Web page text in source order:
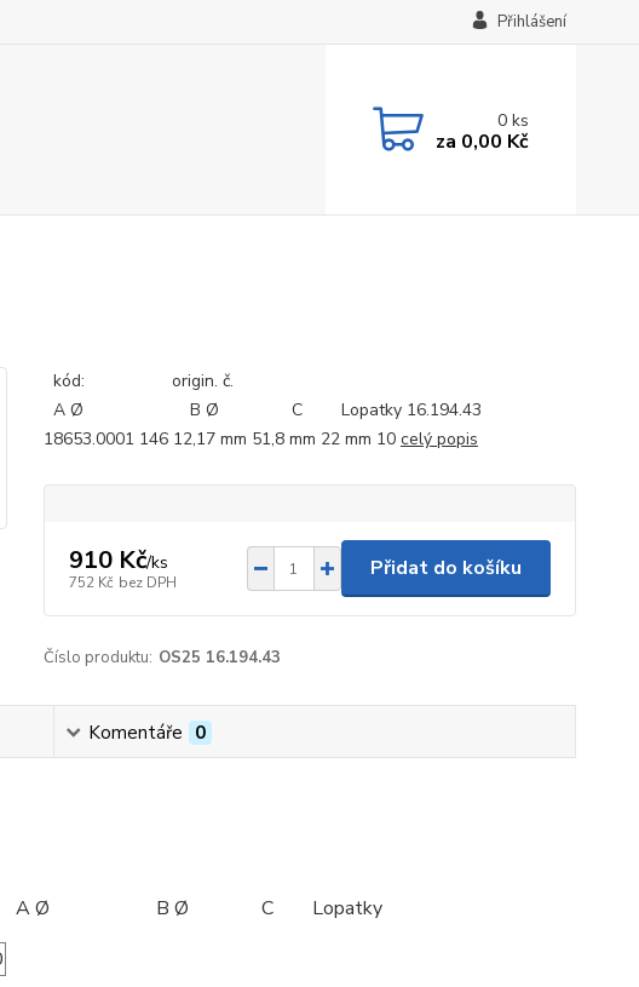
Přihlášení
0ks
za 0,00 Kč
kód: origin. č.
A Ø B Ø C Lopatky 16.194.43
18653.0001 146 12,17 mm 51,8 mm 22 mm 10 celý popis
910 Kč/ks
752 Kč bez DPH
Přidat do košíku
Číslo produktu: OS25 16.194.43
Komentáře 0
Ø C Lopatky